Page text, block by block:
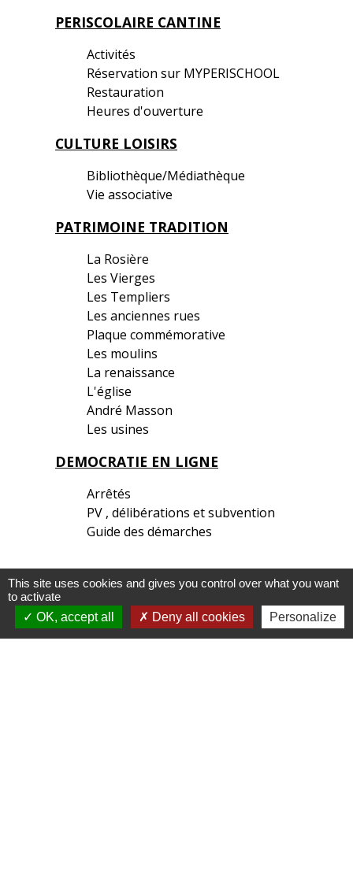
PERISCOLAIRE CANTINE
Activités
Réservation sur MYPERISCHOOL
Restauration
Heures d'ouverture
CULTURE LOISIRS
Bibliothèque/Médiathèque
Vie associative
PATRIMOINE TRADITION
La Rosière
Les Vierges
Les Templiers
Les anciennes rues
Plaque commémorative
Les moulins
La renaissance
L'église
André Masson
Les usines
DEMOCRATIE EN LIGNE
Arrêtés
PV , délibérations et subvention
Guide des démarches
This site uses cookies and gives you control over what you want
to activate
OK, accept all
Deny all cookies Personalize